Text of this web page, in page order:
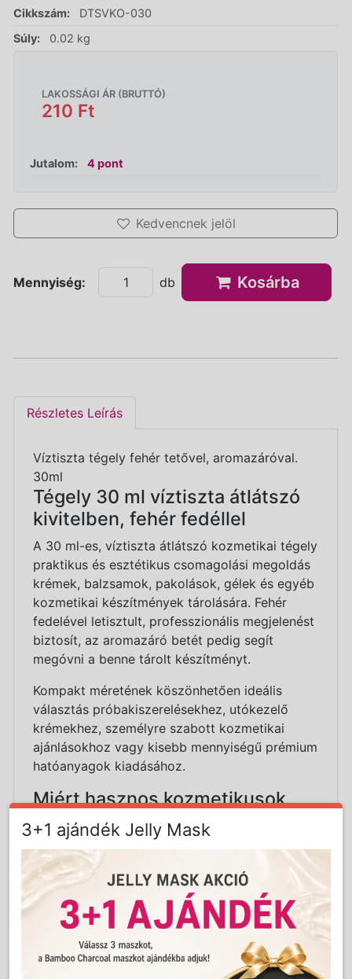
Cikkszám:
DTSVKO-030
Súly:
0.02 kg
LAKOSSÁGI ÁR (BRUTTÓ)
210 Ft
Jutalom: 4 pont
Kedvencnek jelöl
Mennyiség: db Kosárba
Részletes Leírás
Víztiszta tégely fehér tetővel, aromazáróval.
30ml
Tégely 30 ml víztiszta átlátszó
kivitelben, fehér fedéllel
A 30 ml-es, víztiszta átlátszó kozmetikai tégely
praktikus és esztétikus csomagolási megoldás
krémek, balzsamok, pakolások, gélek és egyéb
kozmetikai készítmények tárolására. Fehér
fedelével letisztult, professzionális megjelenést
biztosít, az aromazáró betét pedig segít
megóvni a benne tárolt készítményt.
Kompakt méretének köszönhetően ideális
választás próbakiszerelésekhez, utókezelő
krémekhez, személyre szabott kozmetikai
ajánlásokhoz vagy kisebb mennyiségű prémium
hatóanyagok kiadásához.
Miért hasznos kozmetikusok
számára?
A kozmetikai kezelések eredményének
fenntartásában fontos szerepet játszik a
megfelelő otthoni utóápolás. Ezzel a 30 ml-es
tégellyel a kozmetikus könnyedén biztosíthat
vendégei számára személyre szabott, kimért
mennyiségű utókezelő kozmetikumot.
Segíti a szalonkezelések eredményének
3+1 ajándék Jelly Mask